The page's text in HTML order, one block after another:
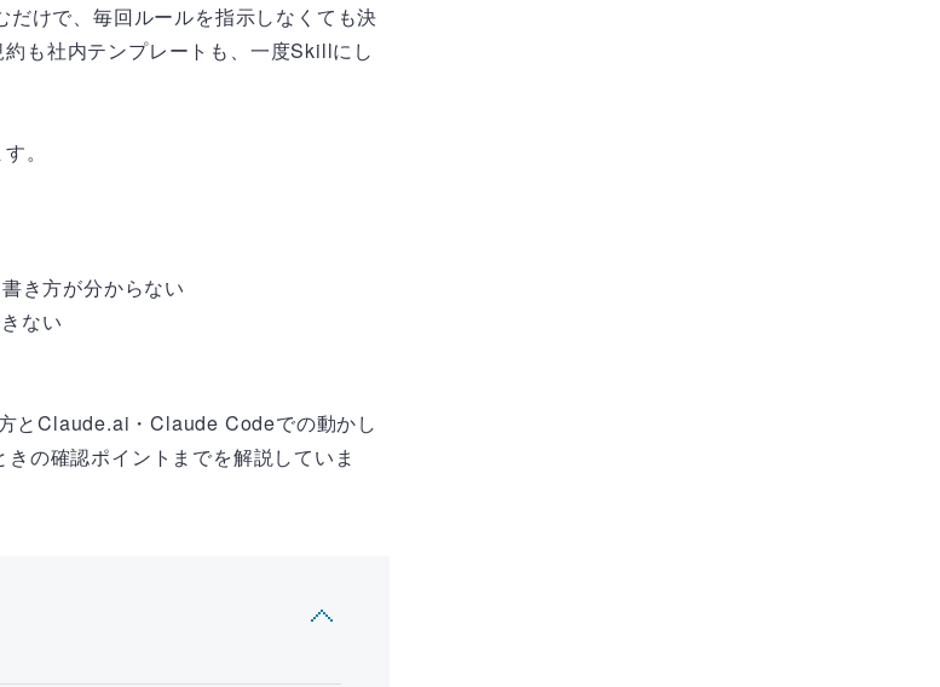
けで、毎回ルールを指示しなくても決
も社内テンプレートも、一度Skillにし
。
き方が分からない
ない
とClaude.ai・Claude Codeでの動かし
の確認ポイントまでを解説していま